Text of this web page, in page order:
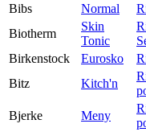
Bibs
Normal
Biotherm
Skin
Tonic
Birkenstock
Eurosko
Bitz
Kitch'n
Bjerke
Meny